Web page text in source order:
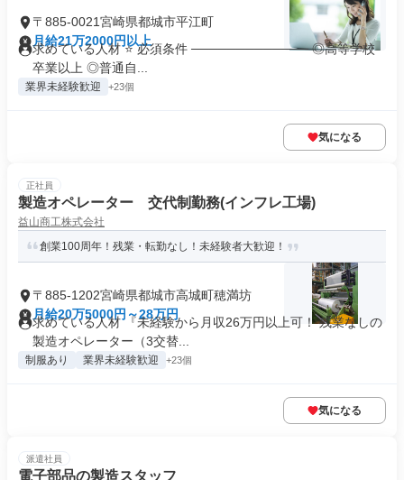
〒885-0021宮崎県都城市平江町
月給21万2000円以上
求めている人材 ⭐ 必須条件 ───────────── ◎高等学校
卒業以上 ◎普通自...
業界未経験歓迎 +23個
気になる
正社員
製造オペレーター 交代制勤務(インフレ工場)
益山商工株式会社
創業100周年！残業・転勤なし！未経験者大歓迎！
〒885-1202宮崎県都城市高城町穂満坊
月給20万5000円～28万円
求めている人材 『未経験から月収26万円以上可！ 残業なしの
製造オペレーター（3交替...
制服あり 業界未経験歓迎 +23個
気になる
派遣社員
電子部品の製造スタッフ